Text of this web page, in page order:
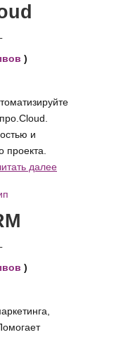
)
и
проекта.
далее
)